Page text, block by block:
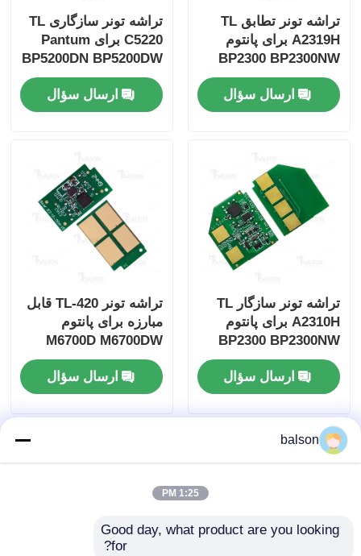
تراشه تونر تطابق TL
A2319H برای پانتوم
BP2300 BP2300NW
BP2300W BM2300
ارسال سؤال
تراشه تونر سازگاری TL
C5220 برای Pantum
BP5200DN BP5200DW
BM5220ADW
ارسال سؤال
تراشه تونر سازگار TL
A2310H برای پانتوم
BP2300 BP2300NW
BP2300W BM2300
ارسال سؤال
تراشه تونر TL-420 قابل
مبارزه برای پانتوم
M6700D M6700DW
M6703DW M6800FDW
ارسال سؤال
balson
1:25 PM
Good day, what product are you looking
for?